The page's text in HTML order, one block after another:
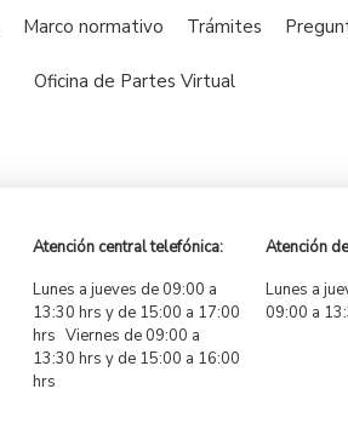
Marco normativo Trámites
Oficina de Partes Virtual
Atención central telefónica:
Lunes a jueves de 09:00 a
13:30 hrs y de 15:00 a 17:00
hrs Viernes de 09:00 a
13:30 hrs y de 15:00 a 16:00
hrs
Atención
Lunes a
09:00 a